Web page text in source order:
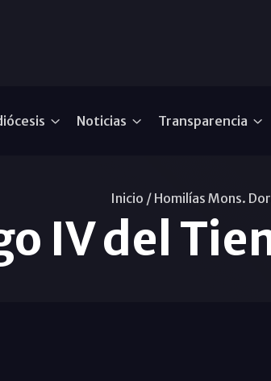
Noticias Transparencia
Inicio / Homilías Mons.
IV del